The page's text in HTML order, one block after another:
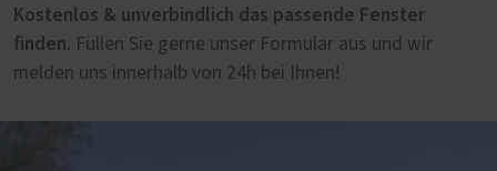
Kostenlos & unverbindlich das passende Fenster
finden. Füllen Sie gerne unser Formular aus und wir
melden uns innerhalb von 24h bei Ihnen!